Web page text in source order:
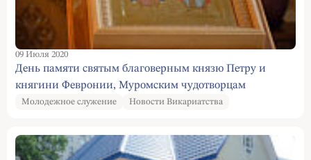
09 Июля 2020
День памяти святым благоверным князю Петру и
княгини Февронии, Муромским чудотворцам
Молодежное служение Новости Викариатства